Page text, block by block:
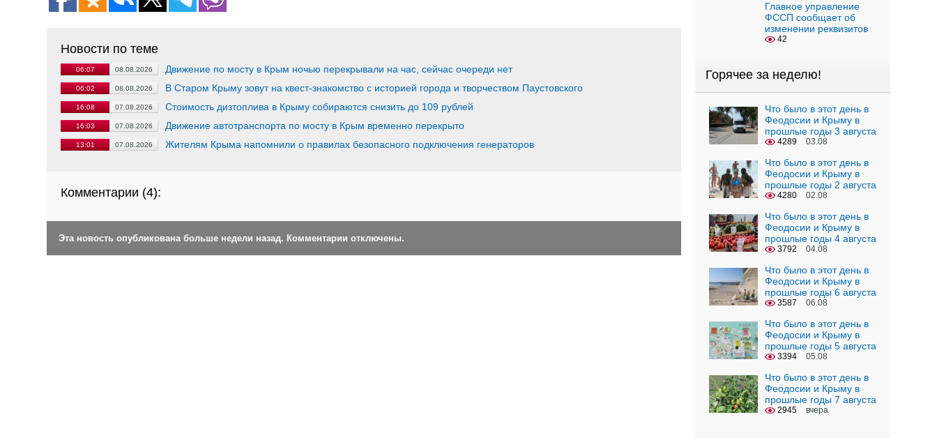
Новости по теме
06:07 08.08.2026 Движение по мосту в Крым ночью перекрывали на час, сейчас очереди нет
06:02 08.08.2026 В Старом Крыму зовут на квест-знакомство с историей города и творчеством Паустовского
16:08 07.08.2026 Стоимость дизтоплива в Крыму собираются снизить до 109 рублей
16:03 07.08.2026 Движение автотранспорта по мосту в Крым временно перекрыто
13:01 07.08.2026 Жителям Крыма напомнили о правилах безопасного подключения генераторов
Комментарии (4):
Эта новость опубликована больше недели назад. Комментарии отключены.
Главное управление
ФССП сообщает об
изменении реквизитов
42
Горячее за неделю!
Что было в этот день в
Феодосии и Крыму в
прошлые годы 3 августа
4289 03.08
Что было в этот день в
Феодосии и Крыму в
прошлые годы 2 августа
4280 02.08
Что было в этот день в
Феодосии и Крыму в
прошлые годы 4 августа
3792 04.08
Что было в этот день в
Феодосии и Крыму в
прошлые годы 6 августа
3587 06.08
Что было в этот день в
Феодосии и Крыму в
прошлые годы 5 августа
3394 05.08
Что было в этот день в
Феодосии и Крыму в
прошлые годы 7 августа
2945 вчера